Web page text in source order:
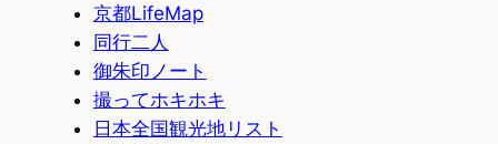
京都LifeMap
同行二人
御朱印ノート
撮ってホキホキ
日本全国観光地リスト